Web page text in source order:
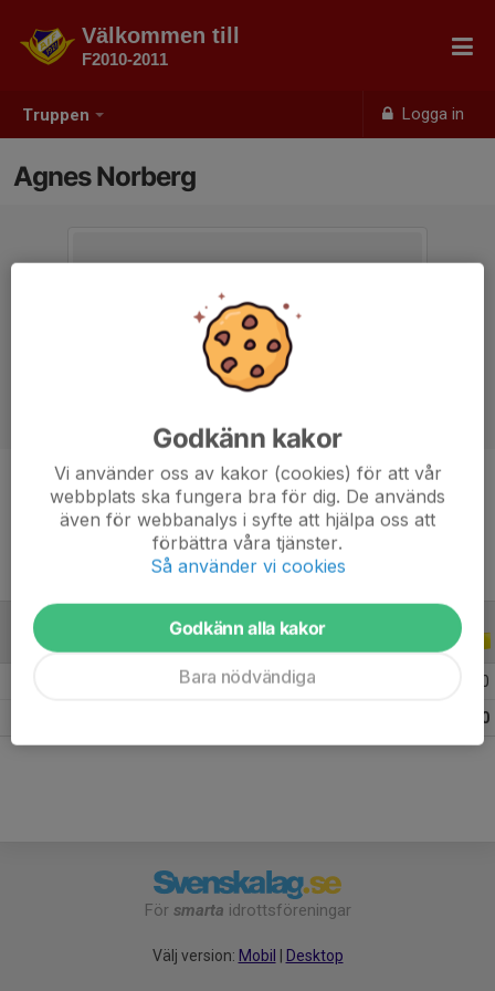
Truppen Logga in
Välkommen till
F2010-2011
Agnes Norberg
Ålder 16 år
ALLA SERIER
0
0
För smarta idrottsföreningar
Välj version: Mobil Desktop
Godkänn kakor
Vi använder oss av kakor (cookies) för att vår
webbplats ska fungera bra för dig. De används
även för webbanalys i syfte att hjälpa oss att
förbättra våra tjänster.
Så använder vi cookies
Godkänn alla kakor
Bara nödvändiga